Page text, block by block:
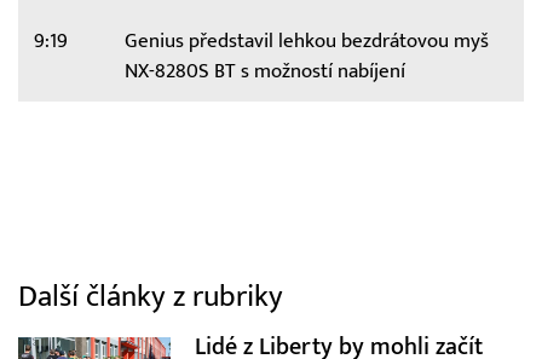
9:19
Genius představil lehkou bezdrátovou myš
NX-8280S BT s možností nabíjení
Další články z rubriky
Lidé z Liberty by mohli začít